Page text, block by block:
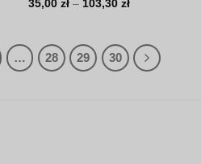
35,00 zł – 103,30 złZakres
do
103,30 zł
… 28 29 30